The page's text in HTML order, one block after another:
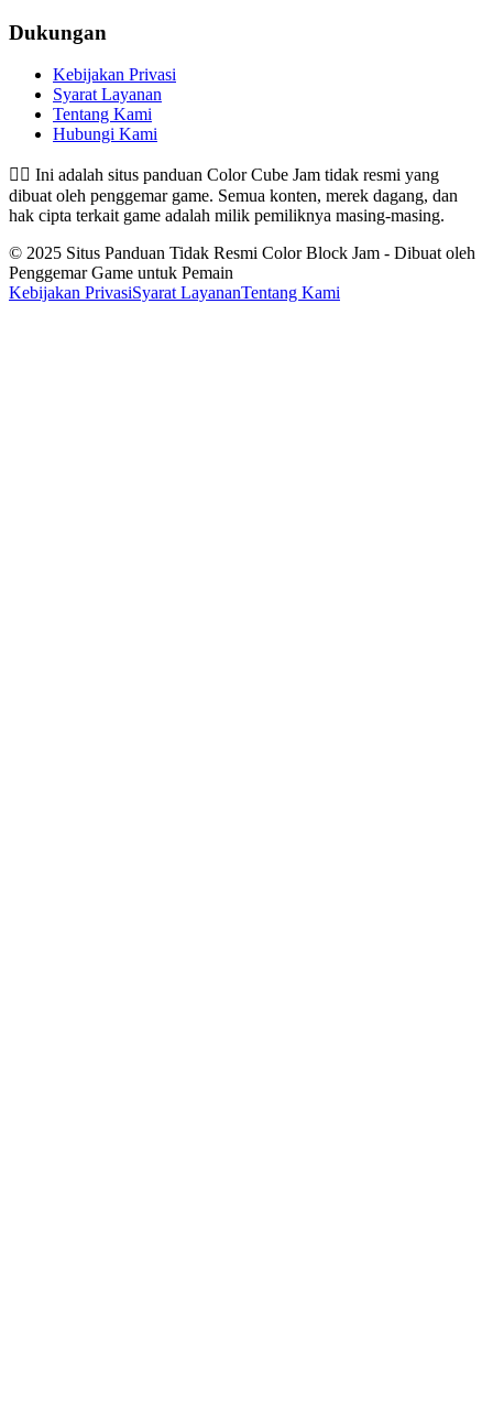
Dukungan
Kebijakan Privasi
Syarat Layanan
Tentang Kami
Hubungi Kami
👉🏻 Ini adalah situs panduan Color Cube Jam tidak resmi yang
dibuat oleh penggemar game. Semua konten, merek dagang, dan
hak cipta terkait game adalah milik pemiliknya masing-masing.
© 2025 Situs Panduan Tidak Resmi Color Block Jam - Dibuat oleh
Penggemar Game untuk Pemain
Kebijakan PrivasiSyarat LayananTentang Kami